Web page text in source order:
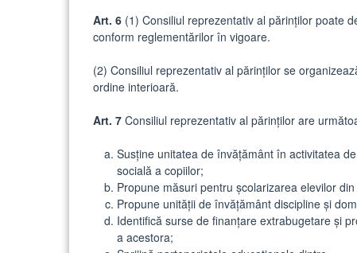
Art. 6 (1) Consiliul reprezentativ al părinților poate
conform reglementărilor în vigoare.
(2) Consiliul reprezentativ al părinților se
ordine interioară.
Art. 7 Consiliul reprezentativ al părinților are
Susține unitatea de învățământ în activitatea
socială a copiilor;
Propune măsuri pentru școlarizarea elevilor
Propune unității de învățământ discipline și
Identifică surse de finanțare extrabugetare și
a acestora;